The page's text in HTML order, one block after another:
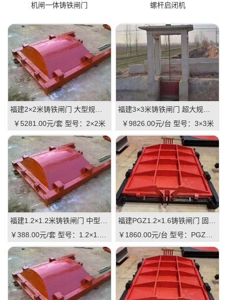
机闸一体铸铁闸门 螺杆启闭机
￥5281.00元/套 型号：2×2米
￥9826.00元/台 型号：3×3米
￥388.00元/套 型号：1.2×1.2米
￥1860.00元/台 型号：PGZ1.2×1.6m